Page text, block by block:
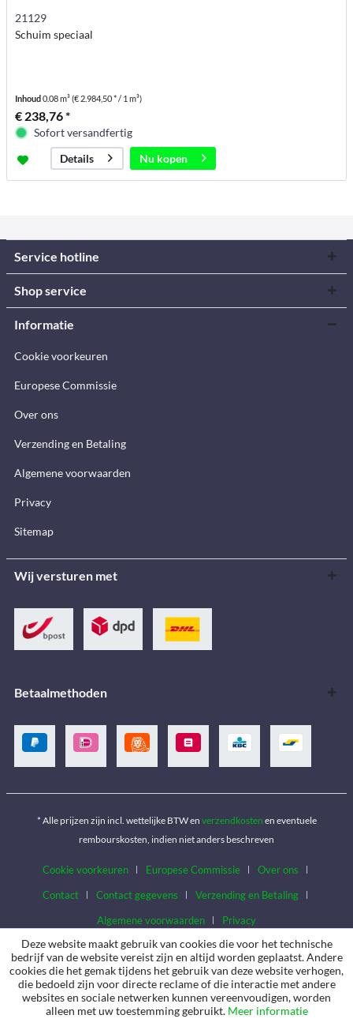
21129
Schuim speciaal
Inhoud0.08 m³(€ 2.984,50 * / 1 m³)
€ 238,76 *
Sofort versandfertig
Details
Nu kopen
Service hotline
Shop service
Informatie
Cookie voorkeuren
Europese Commissie
Over ons
Verzending en Betaling
Algemene voorwaarden
Privacy
Sitemap
Wij versturen met
Betaalmethoden
* Alle prijzen zijn incl. wettelijke BTW en verzendkosten en eventuele
rembourskosten, indien niet anders beschreven
Cookie voorkeuren Europese Commissie
Over ons
Contact
Contact gegevens
Verzending en Betaling
Algemene voorwaarden
Privacy
Deze website maakt gebruik van cookies die voor het technische
bedrijf van de website vereist zijn en altijd worden geplaatst. Andere
cookies die het gemak tijdens het gebruik van deze website verhogen,
die bedoeld zijn voor directe reclame of die interactie met andere
websites en sociale netwerken kunnen vereenvoudigen, worden
alleen met uw toestemming gebruikt. Meer informatie